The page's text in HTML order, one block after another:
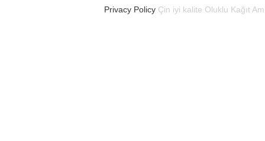
Privacy Policy Çin iyi kalite Oluklu Kağıt